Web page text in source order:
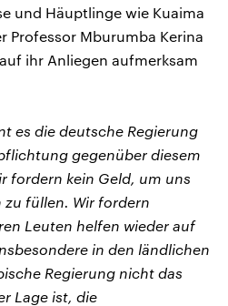
und Häuptlinge wie Kuaima
Professor Mburumba Kerina
ihr Anliegen aufmerksam
es die deutsche Regierung
gegenüber diesem
fordern kein Geld, um uns
zu füllen. Wir fordern
Leuten helfen wieder auf
in den ländlichen
Regierung nicht das
Lage ist, die